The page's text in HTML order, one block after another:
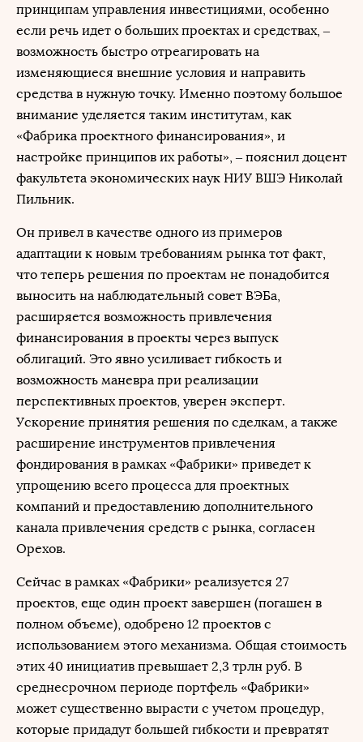
принципам управления инвестициями, особенно
если речь идет о больших проектах и средствах, ‒
возможность быстро отреагировать на
изменяющиеся внешние условия и направить
средства в нужную точку. Именно поэтому большое
внимание уделяется таким институтам, как
«Фабрика проектного финансирования», и
настройке принципов их работы», ‒ пояснил доцент
факультета экономических наук НИУ ВШЭ Николай
Пильник.
Он привел в качестве одного из примеров
адаптации к новым требованиям рынка тот факт,
что теперь решения по проектам не понадобится
выносить на наблюдательный совет ВЭБа,
расширяется возможность привлечения
финансирования в проекты через выпуск
облигаций. Это явно усиливает гибкость и
возможность маневра при реализации
перспективных проектов, уверен эксперт.
Ускорение принятия решения по сделкам, а также
расширение инструментов привлечения
фондирования в рамках «Фабрики» приведет к
упрощению всего процесса для проектных
компаний и предоставлению дополнительного
канала привлечения средств с рынка, согласен
Орехов.
Сейчас в рамках «Фабрики» реализуется 27
проектов, еще один проект завершен (погашен в
полном объеме), одобрено 12 проектов с
использованием этого механизма. Общая стоимость
этих 40 инициатив превышает 2,3 трлн руб. В
среднесрочном периоде портфель «Фабрики»
может существенно вырасти с учетом процедур,
которые придадут большей гибкости и превратят